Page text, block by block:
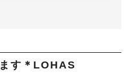
す＊LOHAS